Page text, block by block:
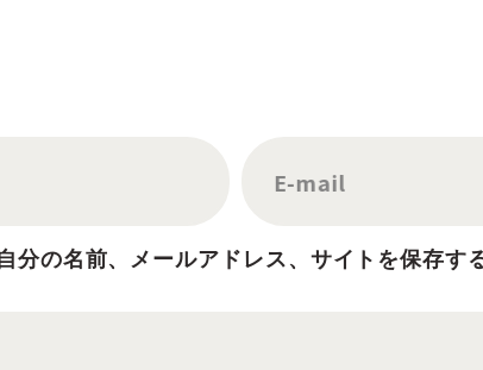
E-mail
の名前、メールアドレス、サイトを保存する